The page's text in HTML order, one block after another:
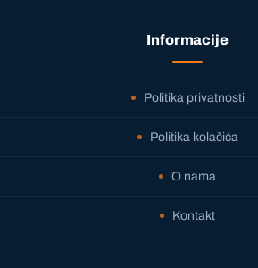
Informacije
Politika privatnosti
Politika kolačića
O nama
Kontakt